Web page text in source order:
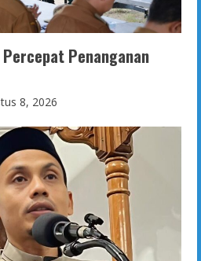
Penanganan
8, 2026